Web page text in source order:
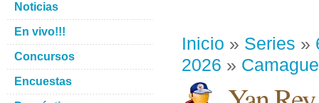
Inicio » Series »
2026 »
Noticias
En vivo!!!
Concursos
Encuestas